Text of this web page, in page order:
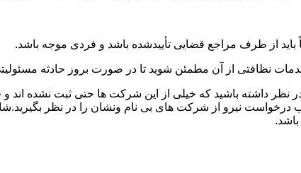
از طرف مراجع قضایی تأییدشده باشد و فردی موجه باشد.
نظافتی از آن مطمئن شوید تا در صورت بروز حادثه
نظر داشته باشید که خیلی از این شرکت ها حتی ثبت نشده اند
درخواست نیرو از شرکت های بی نام ونشان را در نظر